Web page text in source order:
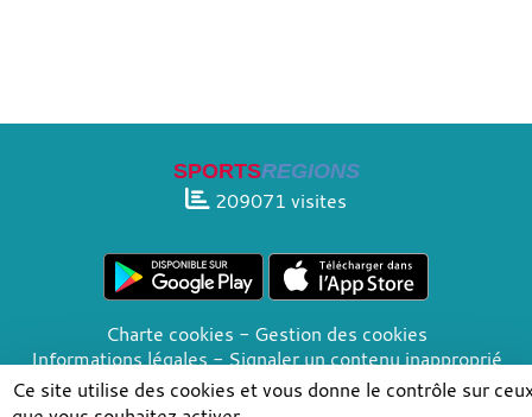
SPORTSREGIONS
209071 visites
Charte cookies
Gestion des cookies
Informations légales
Signaler un contenu inapproprié
Ce site utilise des cookies et vous donne le contrôle sur